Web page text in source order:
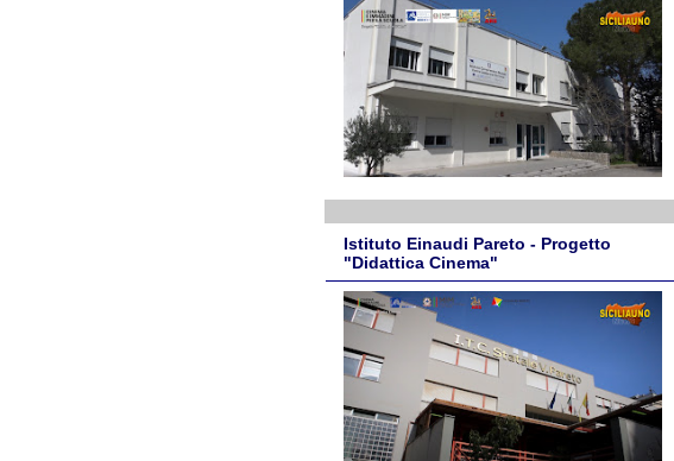
Istituto Einaudi Pareto - Progetto
"Didattica Cinema"